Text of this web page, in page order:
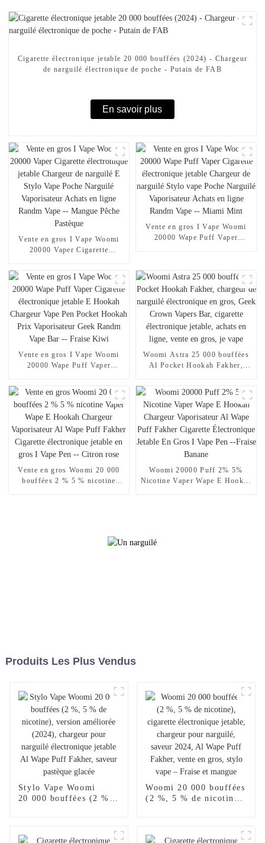
Cigarette électronique jetable 20 000 bouffées (2024) - Chargeur
de narguilé électronique de poche - Putain de FAB
En savoir plus
Vente en gros I Vape Woomi
20000 Vaper Cigarette
de narguilé E Stylo Vape Poche
Narguilé Vaporisateur Achats
en ligne Randm Vape --
Mangue Pêche Pastèque
Vente en gros I Vape Woomi
20000 Wape Puff Vaper
Vaporisateur Achats en ligne
Randm Vape -- Miami Mint
Vente en gros I Vape Woomi
20000 Wape Puff Vaper
Pocket Hookah Prix
Vaporisateur Geek Randm Vape
Bar -- Fraise Kiwi
Woomi Astra 25 000 bouffées
Al Pocket Hookah Fakher,
Crown Vapers Bar, cigarette
électronique jetable, achats en
ligne, vente en gros, je vape
Vente en gros Woomi 20 000
bouffées 2 % 5 % nicotine
Woomi 20000 Puff 2% 5%
Nicotine Vaper Wape E Hookah
Produits Les Plus Vendus
Stylo Vape Woomi
20 000 bouffées (2 %,
narguilé électronique
Woomi 20 000 bouffées
(2 %, 5 % de nicotine),
Al Wape Puff Fakher,